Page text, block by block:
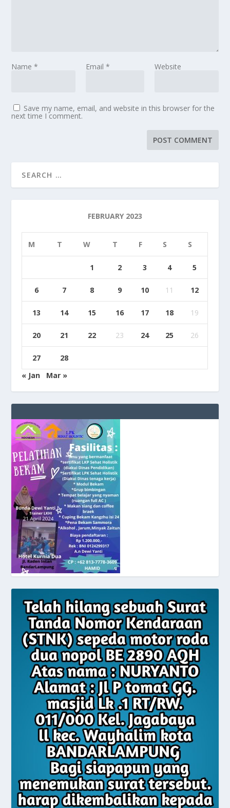
Name* Email * Website
Save my name, email, and website in this browser for the
next time I comment.
FEBRUARY 2023
M T W T F S S
1 2 3 4 5
6 7 8 9 10 11 12
13 14 15 16 17 18 19
20 21 22 23 24 25 26
27
28
« Jan
Mar »